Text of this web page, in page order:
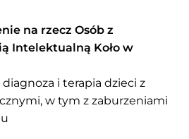
na rzecz Osób z
Intelektualną Koło w
i terapia dzieci z
w tym z zaburzeniami